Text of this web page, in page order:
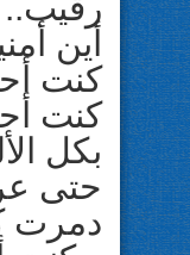
أين
كنت
كنت
بكل
حتى
دمرت